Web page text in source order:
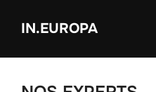
IN.EUROPA